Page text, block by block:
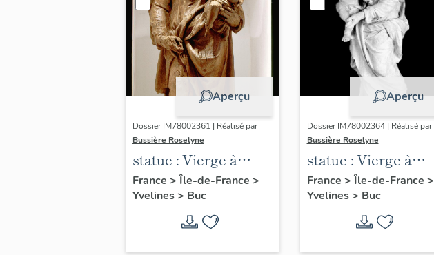
Aperçu
Dossier IM78002361 | Réalisé par
Bussière Roselyne
statue : Vierge à
l'Enfant (n°2)
France > Île-de-France >
Yvelines> Buc
Aperçu
Dossier IM78002364 | Réalisé par
Bussière Roselyne
statue : Vierge à
l'Enfant (n°1)
France > Île-de-France >
Yvelines> Buc